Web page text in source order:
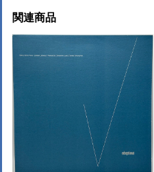
関連商品